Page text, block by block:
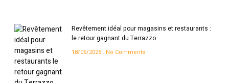
Revêtement idéal pour magasins et restaurants :
le retour gagnant du Terrazzo
18/06/2025 No Comments